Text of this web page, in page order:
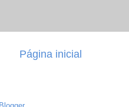
Página inicial